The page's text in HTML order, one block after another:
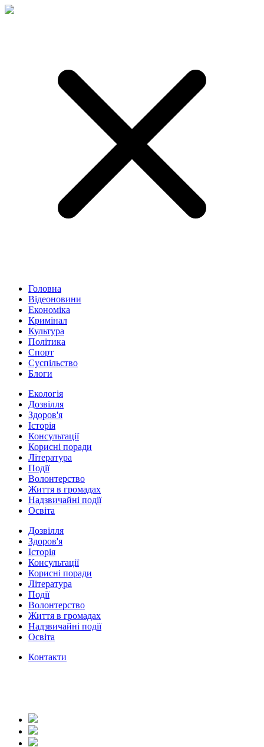
Головна
Відеоновини
Економіка
Кримінал
Культура
Політика
Спорт
Суспільство
Блоги
Екологія
Дозвілля
Здоров'я
Історія
Консультації
Корисні поради
Література
Події
Волонтерство
Життя в громадах
Надзвичайні події
Освіта
Дозвілля
Здоров'я
Історія
Консультації
Корисні поради
Література
Події
Волонтерство
Життя в громадах
Надзвичайні події
Освіта
Контакти